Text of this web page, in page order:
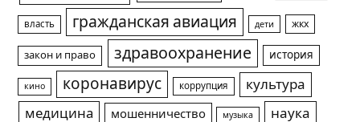
власть гражданская авиация дети жкх
закон и право здравоохранение история
кино коронавирус коррупция
культура
медицина
мошенничество музыка
наука